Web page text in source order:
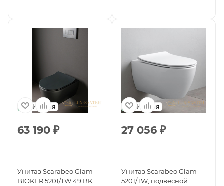
Италия
63 190 ₽
Унитаз Scarabeo Glam
BIOKER 5201/TW 49 BK,
Италия
27 056₽
Унитаз Scarabeo Glam
5201/TW, подвесной